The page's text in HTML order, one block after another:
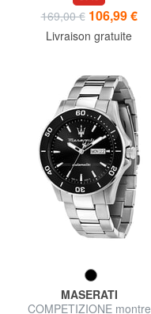
169,00 € 106,99 €
Livraison gratuite
MASERATI
COMPETIZIONE montre